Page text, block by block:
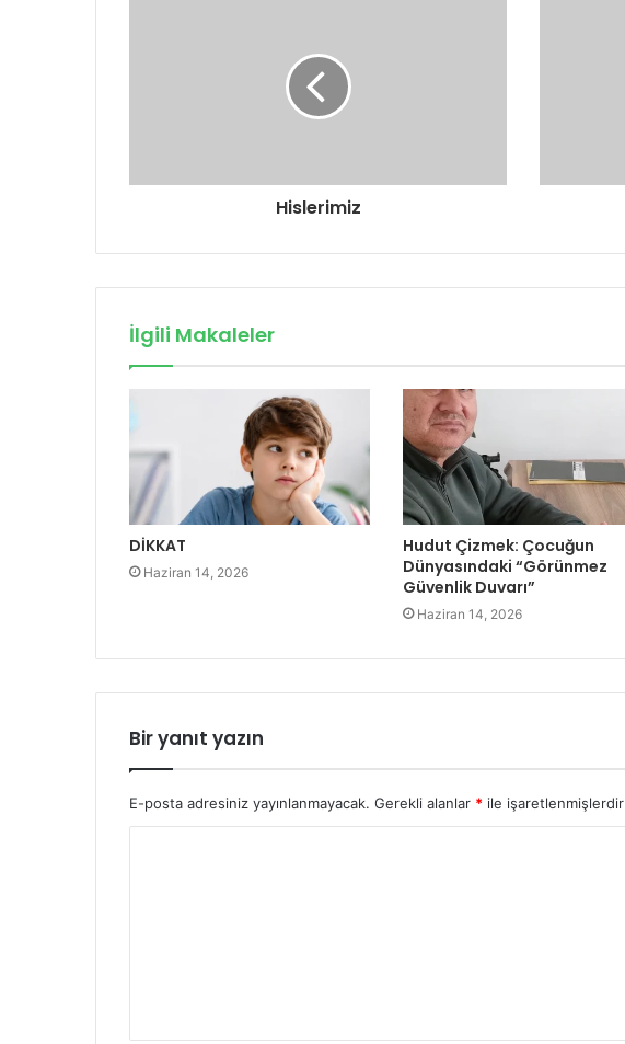
Hislerimiz
İlgili Makaleler
DİKKAT
Haziran 14, 2026
Hudut Çizmek: Çocuğun
Dünyasındaki “Görünmez
Güvenlik Duvarı”
Haziran 14, 2026
Bir yanıt yazın
E-posta adresiniz yayınlanmayacak. Gerekli alanlar * ile işaretlenmişlerdir